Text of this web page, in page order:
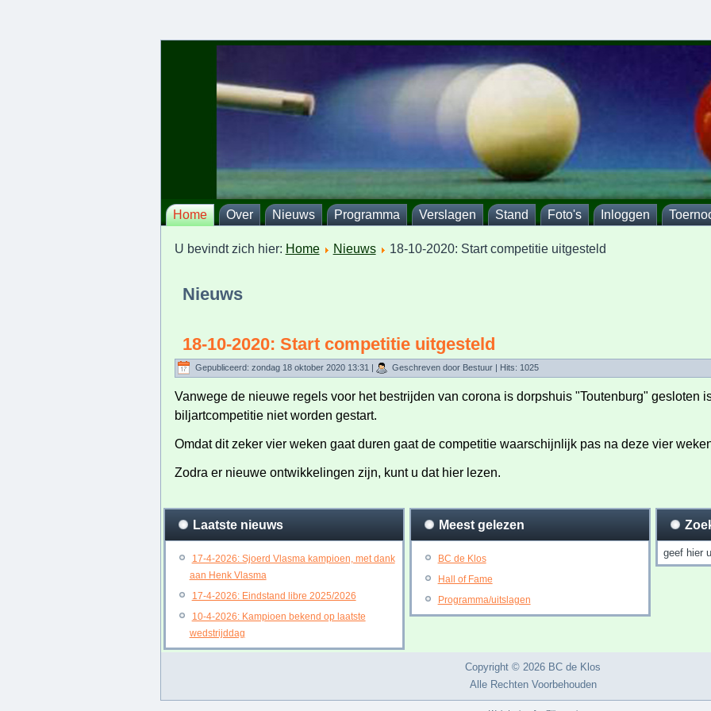
Home Over Nieuws Programma Verslagen Stand Foto's Inloggen
U bevindt zich hier: Home Nieuws 18-10-2020: Start competitie uitgesteld
Nieuws
18-10-2020: Start competitie uitgesteld
Gepubliceerd: zondag 18 oktober 2020 13:31 | Geschreven door Bestuur| Hits: 1025
Vanwege de nieuwe regels voor het bestrijden van corona is dorpshuis "Toutenburg" gesloten
biljartcompetitie niet worden gestart.
Omdat dit zeker vier weken gaat duren gaat de competitie waarschijnlijk pas na deze vier
Zodra er nieuwe ontwikkelingen zijn, kunt u dat hier lezen.
Laatste nieuws
17-4-2026: Sjoerd Vlasma kampioen, met dank
aan Henk Vlasma
17-4-2026: Eindstand libre 2025/2026
10-4-2026: Kampioen bekend op laatste
wedstrijddag
Meest gelezen
BC de Klos
Hall of Fame
Programma/uitslagen
Copyright © 2026 BC de Klos
Alle Rechten Voorbehouden